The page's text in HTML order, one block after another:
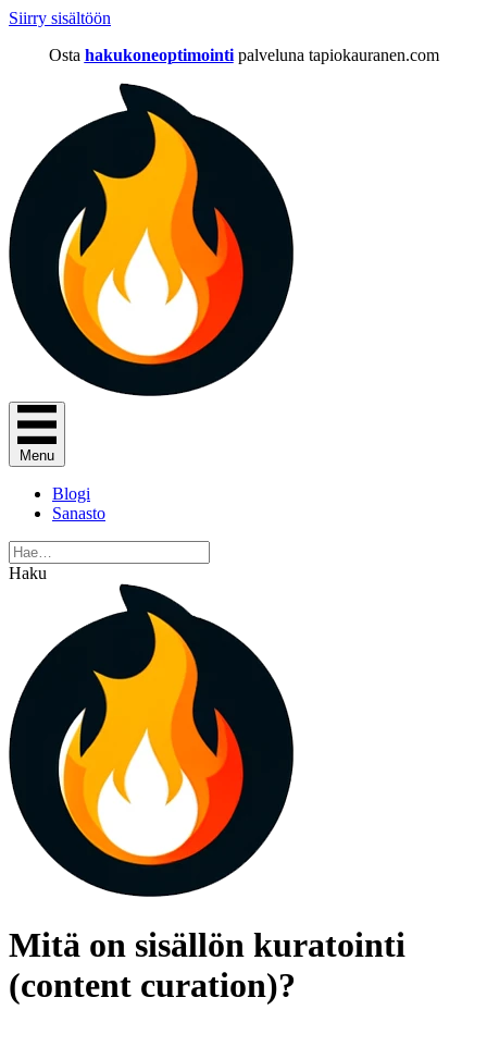
Siirry sisältöön
Osta hakukoneoptimointi palveluna tapiokauranen.com
Menu
Blogi
Sanasto
Haku
Mitä on sisällön kuratointi
(content curation)?